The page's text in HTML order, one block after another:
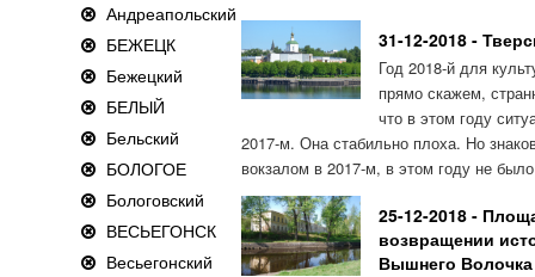
Андреапольский
БЕЖЕЦК
Бежецкий
БЕЛЫЙ
Бельский
БОЛОГОЕ
Бологовский
ВЕСЬЕГОНСК
Весьегонский
31-12-2018 -
Год 2018-й для
прямо скажем,
что в этом году
2017-м. Она стабильно плоха. Но
вокзалом в 2017-м, в этом году не
25-12-2018 -
возвращении
Вышнего Волочка